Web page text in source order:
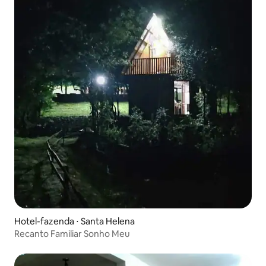
Hotel-fazenda ⋅ Santa Helena
Recanto Familiar Sonho Meu